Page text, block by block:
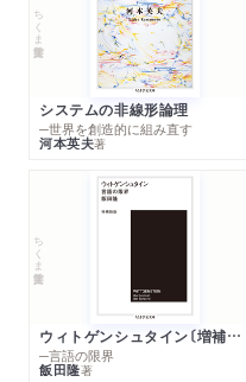
ちくま学芸文庫
システムの非線形論理
─世界を創造的に組み直す
河本英夫著
ちくま学芸文庫
ウィトゲンシュタイン〔増補新版〕
─言語の限界
飯田隆著